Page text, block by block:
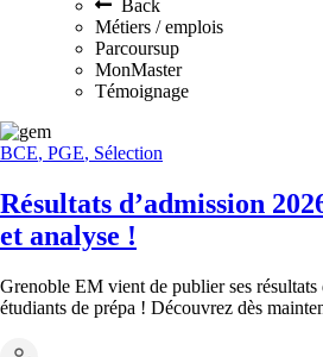
Back
Métiers / emplois
Parcoursup
MonMaster
Témoignage
BCE, PGE, Sélection
Résultats d’admission
et analyse !
Grenoble EM vient de publier ses
étudiants de prépa ! Découvrez dès